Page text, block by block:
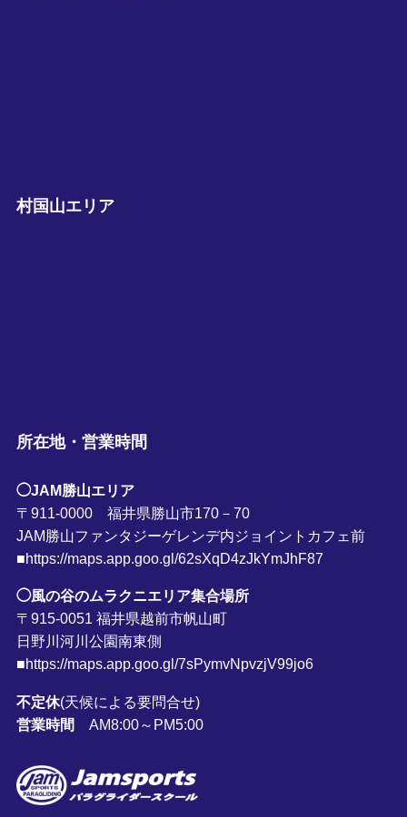
村国山エリア
所在地・営業時間
◯JAM勝山エリア
〒911-0000 福井県勝山市170－70
JAM勝山ファンタジーゲレンデ内ジョイントカフェ前
■https://maps.app.goo.gl/62sXqD4zJkYmJhF87
◯風の谷のムラクニエリア集合場所
〒915-0051 福井県越前市帆山町
日野川河川公園南東側
■https://maps.app.goo.gl/7sPymvNpvzjV99jo6
不定休(天候による要問合せ)
営業時間
AM8:00～PM5:00